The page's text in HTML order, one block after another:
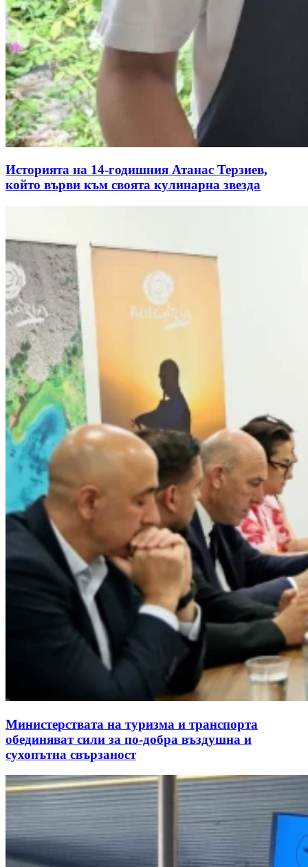
Историята на 14-годишния Атанас Терзиев,
който върви към своята кулинарна звезда
Министерствата на туризма и транспорта
обединяват сили за по-добра въздушна и
сухопътна свързаност